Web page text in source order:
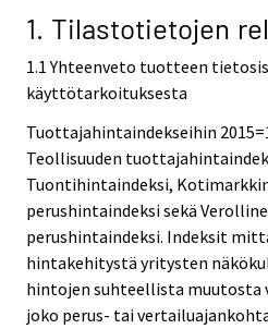
1. Tilastotietojen
1.1 Yhteenveto tuotteen
käyttötarkoituksesta
Tuottajahintaindekseihin
Teollisuuden
Tuontihintaindeksi,
perushintaindeksi sekä
perushintaindeksi. Indeksit
hintakehitystä yritysten
hintojen suhteellista
joko perus- tai